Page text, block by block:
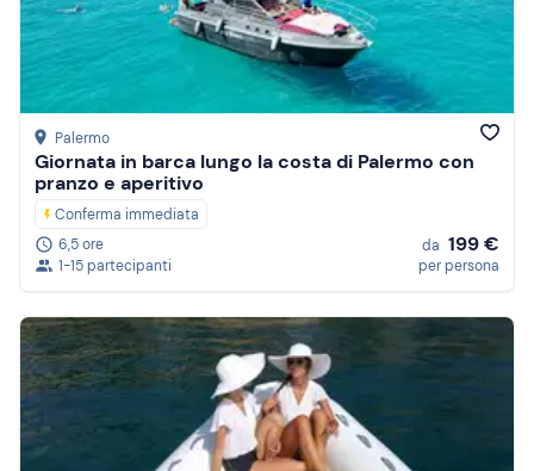
Palermo
Giornata in barca lungo la costa di Palermo con
pranzo e aperitivo
Conferma immediata
6,5 ore
1-15 partecipanti
da 199 €
per persona